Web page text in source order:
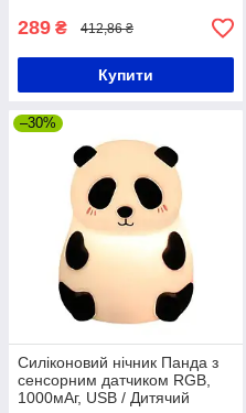
289 ₴ 412,86 ₴
Купити
–30%
Силіконовий нічник Панда з
сенсорним датчиком RGB,
1000мАг, USB / Дитячий